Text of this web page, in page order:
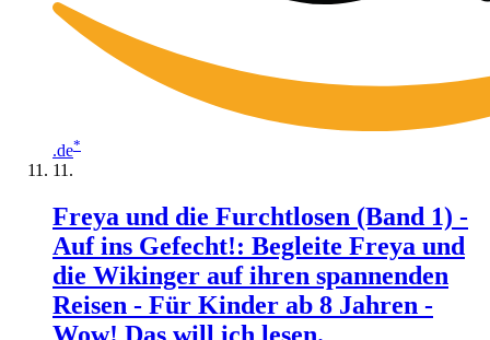
.de*
Freya und die Furchtlosen (Band 1) -
Auf ins Gefecht!: Begleite Freya und
die Wikinger auf ihren spannenden
Reisen - Für Kinder ab 8 Jahren -
Wow! Das will ich lesen.